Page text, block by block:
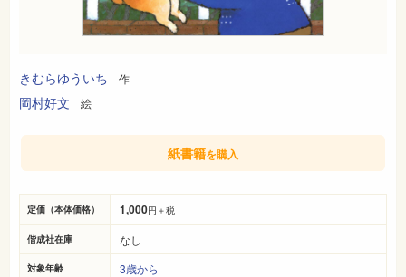
きむらゆういち 作
岡村好文 絵
定価（本体価格） 1,000円＋税
偕成社在庫 なし
対象年齢 3歳から
紙書籍を購入